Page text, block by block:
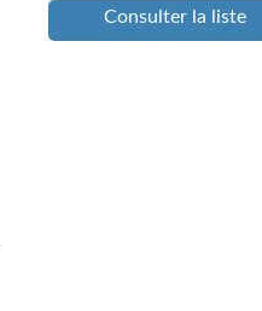
Consulter la liste